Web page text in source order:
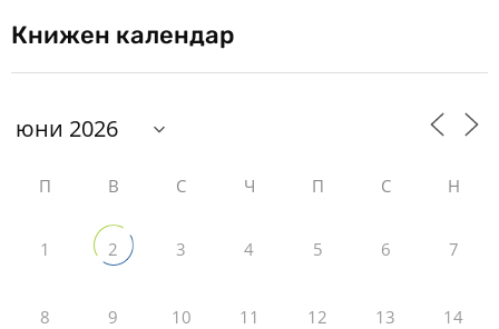
Книжен календар
П В С Ч П С Н
1 2 3 4 5 6 7
8 9 10 11 12 13 14